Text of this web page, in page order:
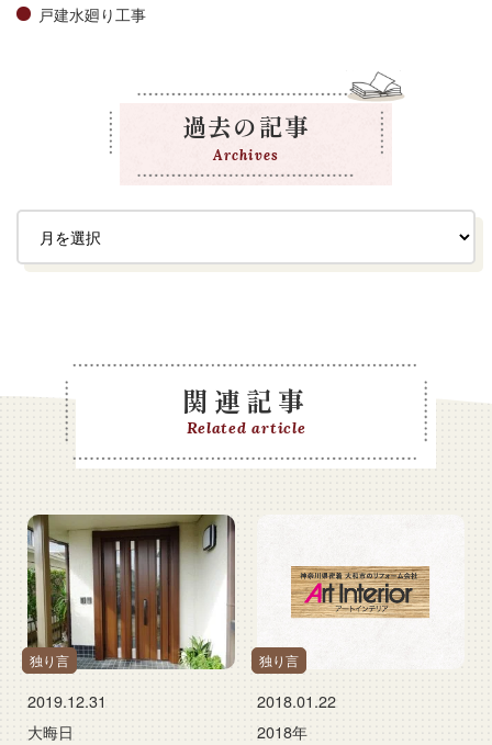
戸建水廻り工事
過去の記事
Archives
関連記事
Related article
独り言
2019.12.31
大晦日
独り言
2018.01.22
2018年